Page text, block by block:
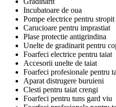
Incubatoare de oua
Pompe electrice pentru stropit
Carucioare pentru imprastiat
Plase protectie antigrindina
Unelte de gradinarit pentru
Foarfeci electrice pentru taiat
Accesorii unelte de taiat
Foarfeci profesionale pentru
Aparat distrugere buruieni
Clesti pentru taiat crengi
Foarfeci pentru tuns gard viu